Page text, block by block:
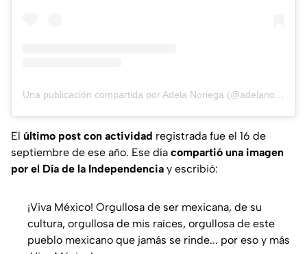
El último post con actividad registrada fue el 16 de
septiembre de ese año. Ese día compartió una imagen
por el Día de la Independencia y escribió:
¡Viva México! Orgullosa de ser mexicana, de su
cultura, orgullosa de mis raíces, orgullosa de este
pueblo mexicano que jamás se rinde... por eso y más